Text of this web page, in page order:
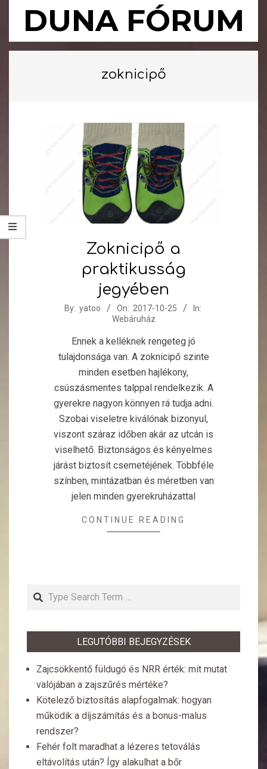
DUNA FÓRUM
Primary
zoknicipő
Zoknicipő a
praktikusság
jegyében
2017-By: yatoo On: 2017-10-25
In:
Webáruház
Ennek a kelléknek rengeteg jó
tulajdonsága van. A zoknicipő szinte
minden esetben hajlékony,
csúszásmentes talppal rendelkezik. A
gyerekre nagyon könnyen rá tudja adni.
Szobai viseletre kiválónak bizonyul,
viszont száraz időben akár az utcán is
viselhető. Biztonságos és kényelmes
járást biztosít csemetéjének. Többféle
színben, mintázatban és méretben van
jelen minden gyerekruházattal
CONTINUE READING
Search
LEGUTÓBBI BEJEGYZÉSEK
Zajcsökkentő füldugó és NRR érték: mit mutat
valójában a zajszűrés mértéke?
Kötelező biztosítás alapfogalmak: hogyan
működik a díjszámítás és a bonus-malus
rendszer?
Fehér folt maradhat a lézeres tetoválás
eltávolítás után? Így alakulhat a bőr